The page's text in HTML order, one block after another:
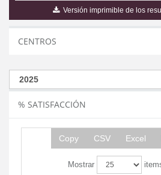
Versión imprimible de los
CENTROS
% SATISFACCIÓN
Copy CSV Excel
Mostrar